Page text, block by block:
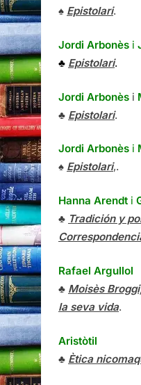
♠ Epistolari.
Jordi Arbonès i
♣ Epistolari.
Jordi Arbonès i
♣ Epistolari.
Jordi Arbonès i
♠ Epistolari,.
Hanna Arendt i
♣ Tradición y
Rafael Argullol
♣ Moisès
la seva vida.
Aristòtil
♣ Ètica